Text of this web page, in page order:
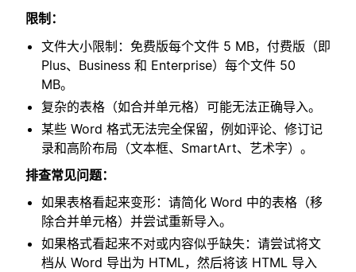
限制：
文件大小限制：免费版每个文件 5 MB，付费版（即
Plus、Business 和 Enterprise）每个文件 50
MB。
复杂的表格（如合并单元格）可能无法正确导入。
某些 Word 格式无法完全保留，例如评论、修订记
录和高阶布局（文本框、SmartArt、艺术字）。
排查常见问题：
如果表格看起来变形：请简化 Word 中的表格（移
除合并单元格）并尝试重新导入。
如果格式看起来不对或内容似乎缺失：请尝试将文
档从 Word 导出为 HTML，然后将该 HTML 导入